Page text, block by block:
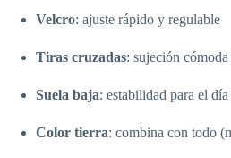
Velcro: ajuste rápido y regulable
Tiras cruzadas: sujeción
Suela baja: estabilidad para el día
Color tierra: combina con todo